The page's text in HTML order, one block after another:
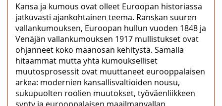
Kansa ja kumous ovat olleet Euroopan historiassa
jatkuvasti ajankohtainen teema. Ranskan suuren
vallankumouksen, Euroopan hullun vuoden 1848 ja
Venäjän vallankumouksen 1917 mullistukset ovat
ohjanneet koko maanosan kehitystä. Samalla
hitaammat mutta yhtä kumoukselliset
muutosprosessit ovat muuttaneet eurooppalaisen
arkea: modernien kansallisvaltioiden nousu,
sukupuolten roolien muutokset, työväenliikkeen